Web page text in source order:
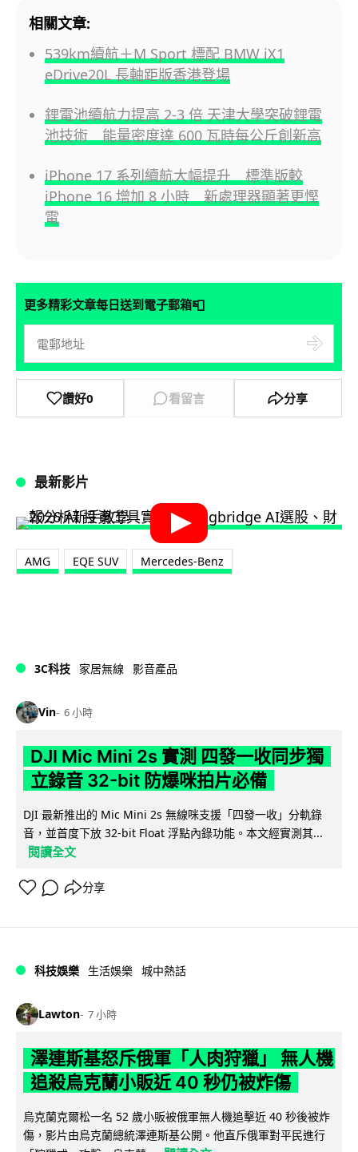
相關文章:
539km續航＋M Sport 標配 BMW iX1
eDrive20L 長軸距版香港登場
鋰電池續航力提高 2-3 倍 天津大學突破鋰電
池技術 能量密度達 600 瓦時每公斤創新高
iPhone 17 系列續航大幅提升 標準版較
iPhone 16 增加 8 小時 新處理器顯著更慳
電
更多精彩文章每日送到電子郵箱📮
讚好0 看留言 分享
最新影片
AMG EQE SUV Mercedes-Benz
3C科技 家居無線 影音產品
Vin 6 小時
DJI Mic Mini 2s 實測 四發一收同步獨
立錄音 32-bit 防爆咪拍片必備
DJI 最新推出的 Mic Mini 2s 無線咪支援「四發一收」分軌錄
音，並首度下放 32-bit Float 浮點內錄功能。本文經實測其...
閱讀全文
分享
科技娛樂 生活娛樂 城中熱話
Lawton 7 小時
澤連斯基怒斥俄軍「人肉狩獵」 無人機
追殺烏克蘭小販近 40 秒仍被炸傷
烏克蘭克爾松一名 52 歲小販被俄軍無人機追擊近 40 秒後被炸
傷，影片由烏克蘭總統澤連斯基公開。他直斥俄軍對平民進行